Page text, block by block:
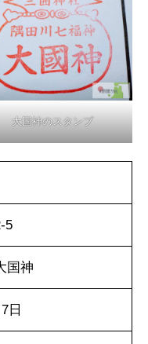
大国神のスタンプ
5
国神
日